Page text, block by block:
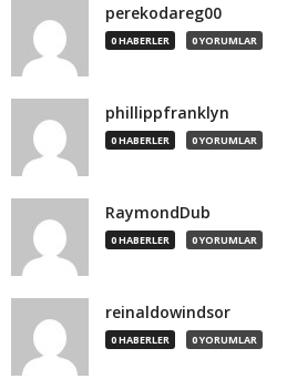
perekodareg00
0 HABERLER 0 YORUMLAR
phillippfranklyn
0 HABERLER 0 YORUMLAR
RaymondDub
0 HABERLER 0 YORUMLAR
reinaldowindsor
0 HABERLER 0 YORUMLAR